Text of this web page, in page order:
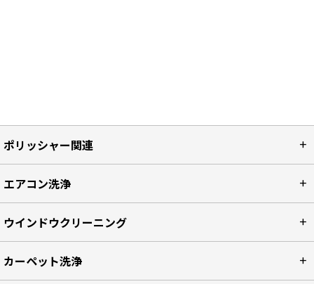
ポリッシャー関連
エアコン洗浄
ウインドウクリーニング
カーペット洗浄